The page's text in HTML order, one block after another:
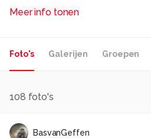
-Meer info tonen
Foto's Galerijen Groepen
108 foto's
BasvanGeffen